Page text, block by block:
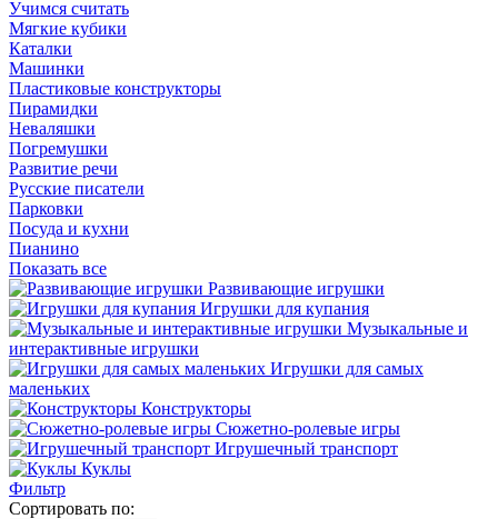
Учимся считать
Мягкие кубики
Каталки
Машинки
Пластиковые конструкторы
Пирамидки
Неваляшки
Погремушки
Развитие речи
Русские писатели
Парковки
Посуда и кухни
Пианино
Показать все
Развивающие игрушки
Игрушки для купания
Музыкальные и
интерактивные игрушки
Игрушки для самых
маленьких
Конструкторы
Сюжетно-ролевые игры
Игрушечный транспорт
Куклы
Фильтр
Сортировать по: